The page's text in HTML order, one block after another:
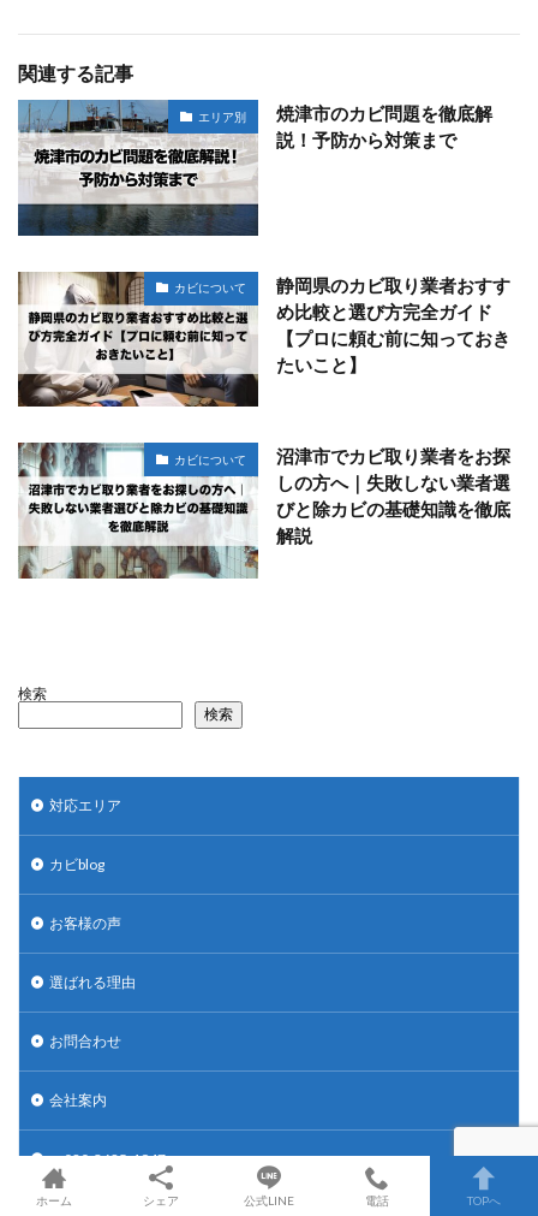
関連する記事
エリア別
焼津市のカビ問題を徹底解
説！予防から対策まで
カビについて
静岡県のカビ取り業者おすす
め比較と選び方完全ガイド
【プロに頼む前に知っておき
たいこと】
カビについて
沼津市でカビ取り業者をお探
しの方へ｜失敗しない業者選
びと除カビの基礎知識を徹底
解説
検索
検索
対応エリア
カビblog
お客様の声
選ばれる理由
お問合わせ
会社案内
℡080-3685-1947
ホーム シェア 公式LINE 電話 TOPへ